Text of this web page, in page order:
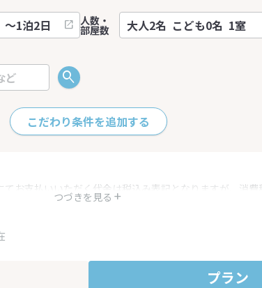
人数・
部屋数
こだわり条件を追加する
つづきを見る
お支払いいただく代金は税込み表記となりますが、消
プラン